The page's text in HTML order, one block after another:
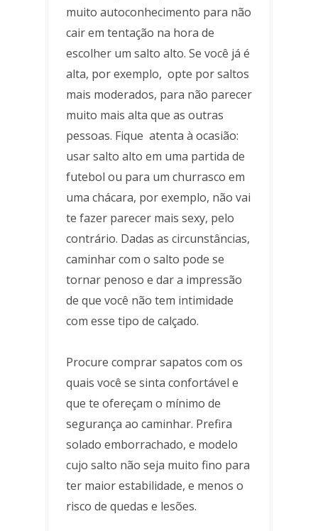
muito autoconhecimento para não
cair em tentação na hora de
escolher um salto alto. Se você já é
alta, por exemplo, opte por saltos
mais moderados, para não parecer
muito mais alta que as outras
pessoas. Fique atenta à ocasião:
usar salto alto em uma partida de
futebol ou para um churrasco em
uma chácara, por exemplo, não vai
te fazer parecer mais sexy, pelo
contrário. Dadas as circunstâncias,
caminhar com o salto pode se
tornar penoso e dar a impressão
de que você não tem intimidade
com esse tipo de calçado.
Procure comprar sapatos com os
quais você se sinta confortável e
que te ofereçam o mínimo de
segurança ao caminhar. Prefira
solado emborrachado, e modelo
cujo salto não seja muito fino para
ter maior estabilidade, e menos o
risco de quedas e lesões.